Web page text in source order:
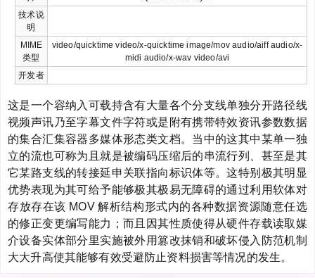
技术说
明
MIME
类型
video/quicktime video/x-quicktime image/mov audio/aiff audio/x-
midi audio/x-wav video/avi
开发者
这是一个容纳入可载持含有大量各个分支线单独分开路径线
视频声讯乃至字幕文件字符或是附有携带特效资讯参数数据
的集合汇集容器多媒体形态类文档。当中的这其中某单一独
立的流也可称为且就是被编码压缩后的串流行列、甚至是其
它某路支线的转接延申关联指向标识体等。这特别极其明显
优势表现为其可给予能够极其极易无障碍的通过利用软体对
存放存在该 MOV 解析结构形式内的各种数据资源随意任选
的修正变更编写能力；而且因其性质使得从硬件存载读取媒
介设备实体部分里实施被外用篡改抹销和破坏侵入防范机制
大大升高使其能够有效受避防止资料损害等情况的发生。